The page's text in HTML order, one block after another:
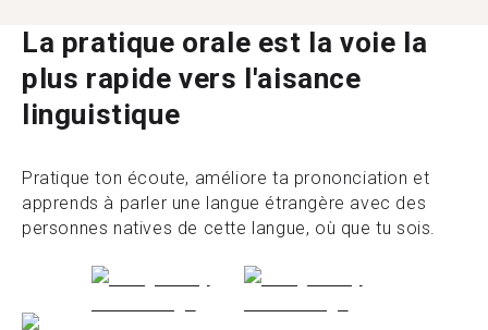
La pratique orale est la voie la
plus rapide vers l'aisance
linguistique
Pratique ton écoute, améliore ta prononciation et
apprends à parler une langue étrangère avec des
personnes natives de cette langue, où que tu sois.